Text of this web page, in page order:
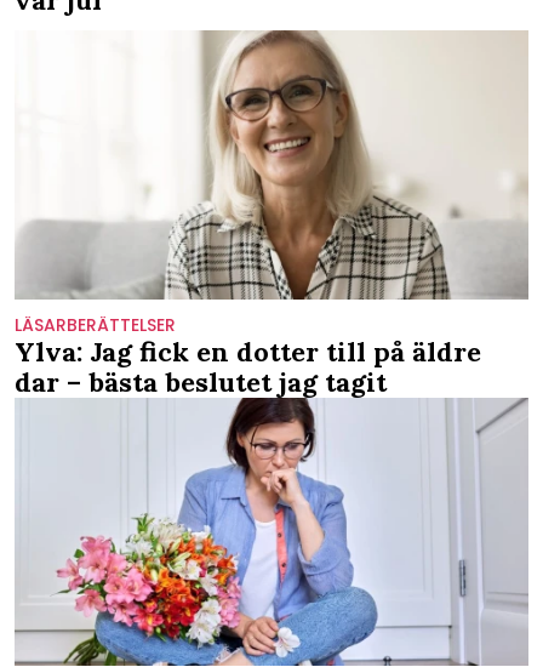
LÄSARBERÄTTELSER
Ylva: Jag fick en dotter till på äldre
dar – bästa beslutet jag tagit